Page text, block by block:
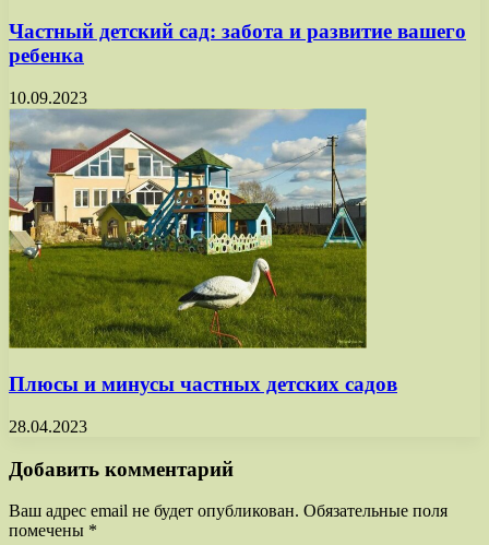
Частный детский сад: забота и развитие вашего
ребенка
10.09.2023
Плюсы и минусы частных детских садов
28.04.2023
Добавить комментарий
Ваш адрес email не будет опубликован. Обязательные поля
помечены *